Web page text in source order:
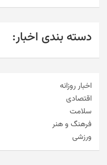
دسته بندی اخبار:
اخبار روزانه
اقتصادی
سلامت
فرهنگ و هنر
ورزشی